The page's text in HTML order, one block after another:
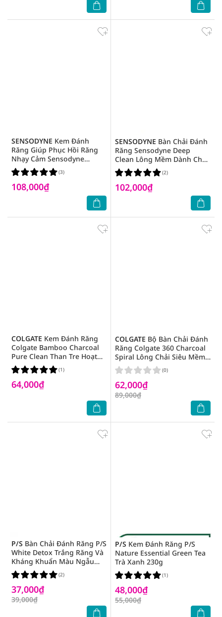
SENSODYNE Kem Đánh
Răng Giúp Phục Hồi Răng
Nhạy Cảm Sensodyne
Repair & Protect 100g
108,000₫
(3)
SENSODYNE Bàn Chải Đánh
Răng Sensodyne Deep
Clean Lông Mềm Dành Cho
Răng Nhạy Cảm 3 Cây
102,000₫
(2)
COLGATE Kem Đánh Răng
Colgate Bamboo Charcoal
Pure Clean Than Tre Hoạt
Tính Sạch Thuần Khiết 180g
64,000₫
(1)
COLGATE Bộ Bàn Chải Đánh
Răng Colgate 360 Charcoal
Spiral Lông Chải Siêu Mềm
Xoắn Kép Phủ Than 2 Cây
62,000₫
89,000₫
(0)
P/S Bàn Chải Đánh Răng P/S
White Detox Trắng Răng Và
Kháng Khuẩn Màu Ngẫu
Nhiên 1 Cây
37,000₫
39,000₫
(2)
P/S Kem Đánh Răng P/S
Nature Essential Green Tea
Trà Xanh 230g
48,000₫
55,000₫
(1)